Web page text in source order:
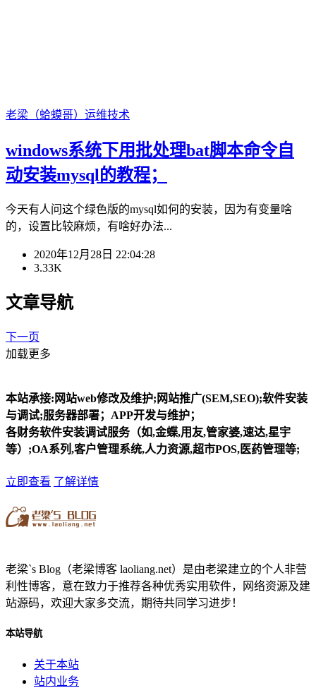
老梁（蛤蟆哥） 运维技术
windows系统下用批处理bat脚本命令自
动安装mysql的教程；
今天有人问这个绿色版的mysql如何的安装，因为有变量啥
的，设置比较麻烦，有啥好办法...
2020年12月28日 22:04:28
3.33K
文章导航
下一页
加载更多
本站承接:网站web修改及维护;网站推广(SEM,SEO);软件安装
与调试;服务器部署；APP开发与维护；
各财务软件安装调试服务（如,金蝶,用友,管家婆,速达,星宇
等）;OA系列,客户管理系统,人力资源,超市POS,医药管理等;
立即查看 了解详情
老梁`s Blog（老梁博客 laoliang.net）是由老梁建立的个人非营
利性博客，意在致力于推荐各种优秀实用软件，网络资源及建
站源码，欢迎大家多交流，期待共同学习进步！
本站导航
关于本站
站内业务